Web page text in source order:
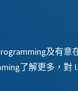
及有
了解更多，對